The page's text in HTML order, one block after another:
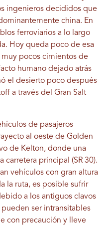
ingenieros decididos que
china. En
ferroviarios a lo largo
Hoy queda poco de esa
pocos cimientos de
humano dejado atrás
el desierto poco después
a través del Gran Salt
de pasajeros
al oeste de Golden
de Kelton, donde una
carretera principal (SR 30).
vehículos con gran altura
la ruta, es posible sufrir
a los antiguos clavos
ser intransitables
con precaución y lleve